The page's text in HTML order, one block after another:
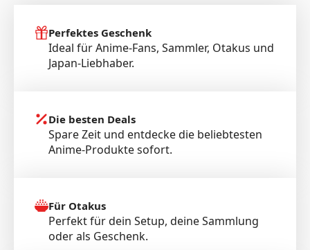
Perfektes Geschenk
Ideal für Anime-Fans, Sammler, Otakus und
Japan-Liebhaber.
Die besten Deals
Spare Zeit und entdecke die beliebtesten
Anime-Produkte sofort.
Für Otakus
Perfekt für dein Setup, deine Sammlung
oder als Geschenk.